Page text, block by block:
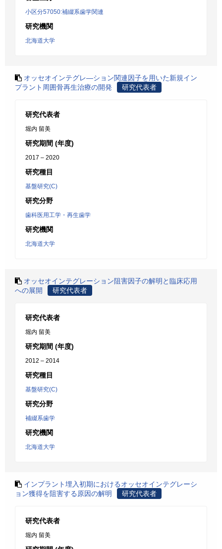
小区分57050:補綴系歯学関連
研究機関
北海道大学
オッセオインテグレ―ション関連因子を用いた新規イン
プラント周囲骨再生治療の開発
研究代表者
研究代表者
堀内 留美
研究期間 (年度)
2017 – 2020
研究種目
基盤研究(C)
研究分野
歯科医用工学・再生歯学
研究機関
北海道大学
オッセオインテグレーション阻害因子の解明と臨床応用
への展開
研究代表者
研究代表者
堀内 留美
研究期間 (年度)
2012 – 2014
研究種目
基盤研究(C)
研究分野
補綴系歯学
研究機関
北海道大学
インプラント埋入初期におけるオッセオインテグレーシ
ョン獲得を阻害する原因の解明
研究代表者
研究代表者
堀内 留美